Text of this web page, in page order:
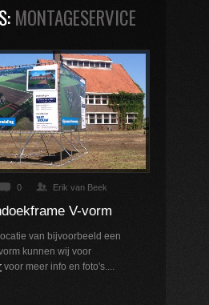
MONTAGESERVICE
0 Erik van Beek
V-vorm
van bijvoorbeeld een
kunnen wij voor
voor meer info en foto's....